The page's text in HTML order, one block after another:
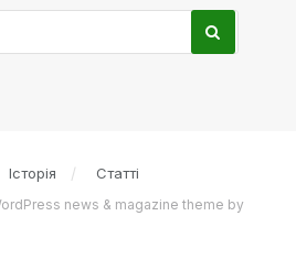
Історія Статті
news & magazine theme by